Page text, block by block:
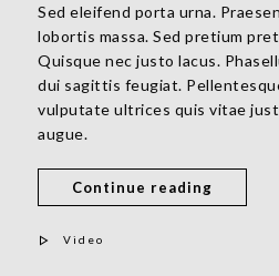
Sed eleifend porta urna.
lobortis massa. Sed pretium
Quisque nec justo lacus.
dui sagittis feugiat.
vulputate ultrices quis vitae
augue.
Continue reading
Video